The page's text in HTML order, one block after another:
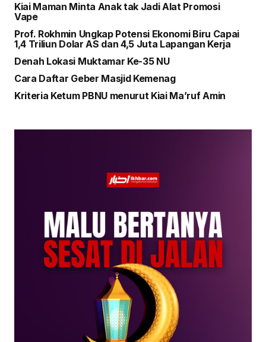
Kiai Maman Minta Anak tak Jadi Alat Promosi
Vape
Prof. Rokhmin Ungkap Potensi Ekonomi Biru Capai
1,4 Triliun Dolar AS dan 4,5 Juta Lapangan Kerja
Denah Lokasi Muktamar Ke-35 NU
Cara Daftar Geber Masjid Kemenag
Kriteria Ketum PBNU menurut Kiai Ma’ruf Amin